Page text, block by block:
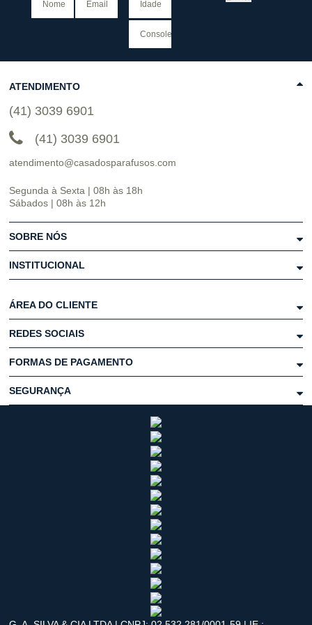
ATENDIMENTO
(41) 3039 6901
(41) 3039 6901
atendimento@casadosparafusos.com
Segunda à Sexta | 08h às 18h
Sábados | 08h às 12h
SOBRE NÓS
INSTITUCIONAL
ÁREA DO CLIENTE
REDES SOCIAIS
FORMAS DE PAGAMENTO
SEGURANÇA